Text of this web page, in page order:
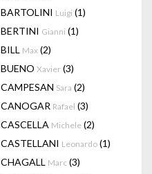
BARTOLINI Luigi (1)
BERTINI Gianni (1)
BILL Max (2)
BUENO Xavier (3)
CAMPESAN Sara (2)
CANOGAR Rafael (3)
CASCELLA Michele (2)
CASTELLANI Leonardo (1)
CHAGALL Marc (3)